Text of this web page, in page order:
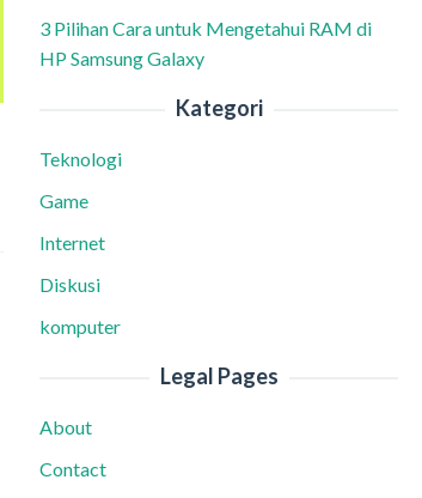
3 Pilihan Cara untuk Mengetahui RAM di
HP Samsung Galaxy
Kategori
Teknologi
Game
Internet
Diskusi
komputer
Legal Pages
About
Contact